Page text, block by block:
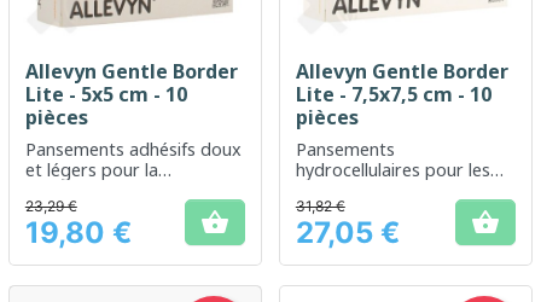
Allevyn Gentle Border
Lite - 5x5 cm - 10
pièces
Pansements adhésifs doux
et légers pour la
superficielles
Prix
23,29 €
19,80 € 
Allevyn Gentle Border
Lite - 7,5x7,5 cm - 10
pièces
Pansements
hydrocellulaires pour les
Prix
31,82 €
27,05 € 